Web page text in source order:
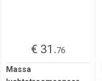
€ 31.76
Massa